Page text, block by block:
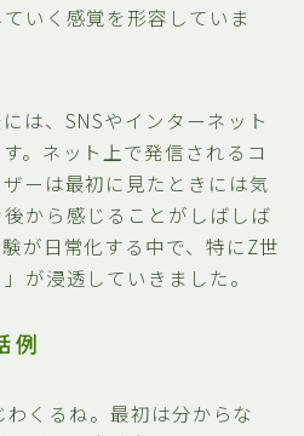
いく感覚を形容していま
は、SNSやインターネット
。ネット上で発信されるコ
ーは最初に見たときには気
から感じることがしばしば
が日常化する中で、特にZ世
が浸透していきました。
例
わくるね。最初は分からな